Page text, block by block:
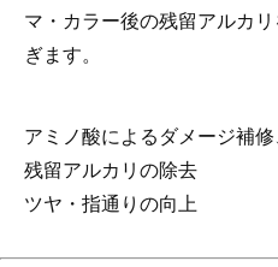
マ・カラー後の残留アルカ
ぎます。
アミノ酸によるダメージ補修
残留アルカリの除去
ツヤ・指通りの向上